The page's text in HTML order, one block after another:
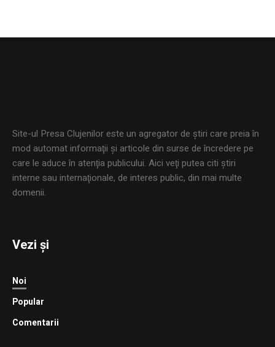
Site-ul Presa Clujenilor este un agregator de ştiri care preia în
mod automat informaţii şi articole din surse de încredere pe
care le aduce în atenţia publicului. Aici veţi putea citi ştiri
interne sau internaţionale, de interes public, din mai multe
domenii.
Vezi și
Noi
Popular
Comentarii